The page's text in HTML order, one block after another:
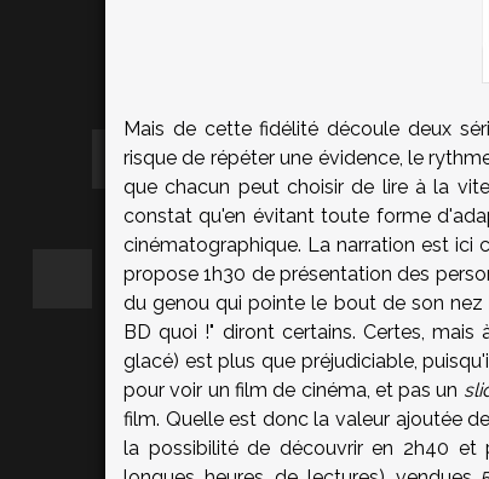
Mais de cette fidélité découle deux
risque de répéter une évidence, le
que chacun peut choisir de lire à la
constat qu'en évitant toute forme
cinématographique. La narration est
propose 1h30 de présentation des
du genou qui pointe le bout de son
BD quoi !" diront certains. Certes,
glacé) est plus que préjudiciable,
pour voir un film de cinéma, et pas un
film. Quelle est donc la valeur ajoutée
la possibilité de découvrir en 2h40 et